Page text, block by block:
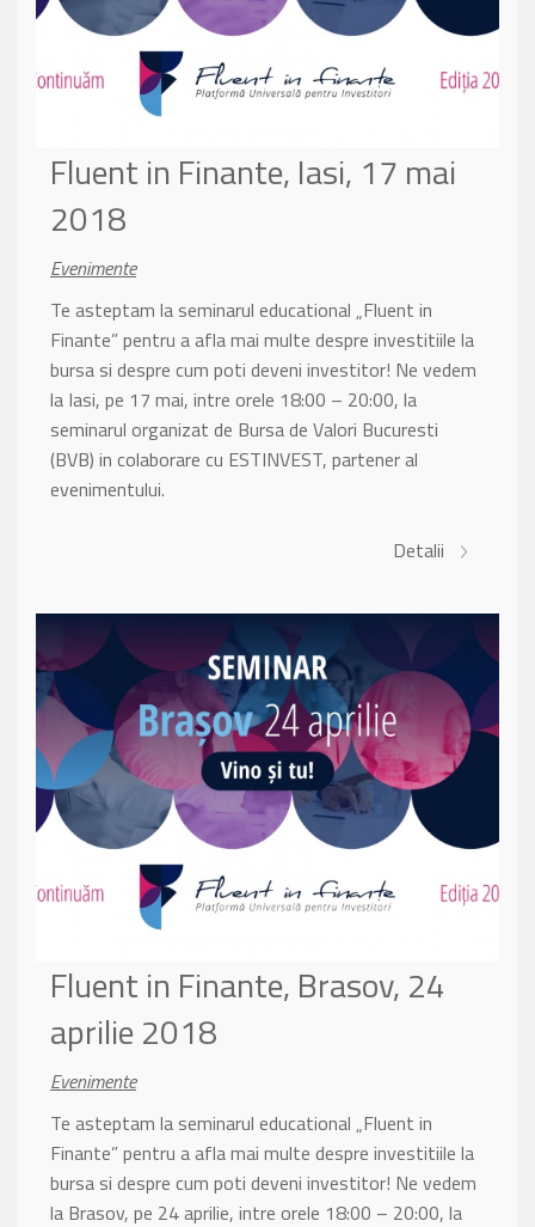
Fluent in Finante, Iasi, 17 mai
2018
Evenimente
Te asteptam la seminarul educational „Fluent in
Finante” pentru a afla mai multe despre investitiile la
bursa si despre cum poti deveni investitor! Ne vedem
la Iasi, pe 17 mai, intre orele 18:00 – 20:00, la
seminarul organizat de Bursa de Valori Bucuresti
(BVB) in colaborare cu ESTINVEST, partener al
evenimentului.
Detalii
Fluent in Finante, Brasov, 24
aprilie 2018
Evenimente
Te asteptam la seminarul educational „Fluent in
Finante” pentru a afla mai multe despre investitiile la
bursa si despre cum poti deveni investitor! Ne vedem
la Brasov, pe 24 aprilie, intre orele 18:00 – 20:00, la